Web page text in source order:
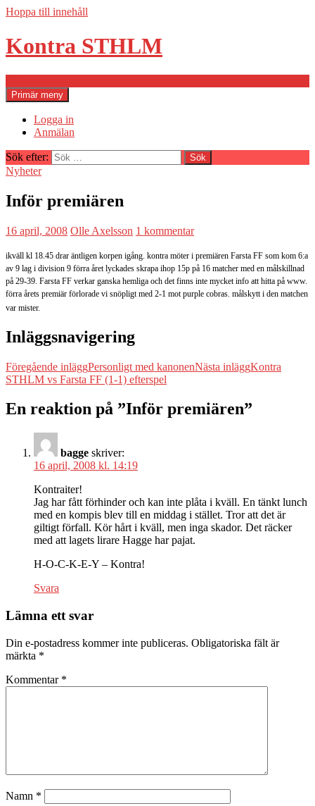
Hoppa till innehåll
Kontra STHLM
Primär meny
Logga in
Anmälan
Sök efter:
Nyheter
Inför premiären
16 april, 2008 Olle Axelsson 1 kommentar
ikväll kl 18.45 drar äntligen korpen igång. kontra möter i premiären Farsta FF som kom 6:a
av 9 lag i division 9 förra året lyckades skrapa ihop 15p på 16 matcher med en målskillnad
på 29-39. Farsta FF verkar ganska hemliga och det finns inte mycket info att hitta på www.
förra årets premiär förlorade vi snöpligt med 2-1 mot purple cobras. målskytt i den matchen
var mister.
Inläggsnavigering
Föregående inläggPersonligt med kanonenNästa inläggKontra
STHLM vs Farsta FF (1-1) efterspel
En reaktion på ”Inför premiären”
bagge skriver:
16 april, 2008 kl. 14:19
Kontraiter!
Jag har fått förhinder och kan inte plåta i kväll. En tänkt lunch
med en kompis blev till en middag i stället. Tror att det är
giltigt förfall. Kör hårt i kväll, men inga skador. Det räcker
med att lagets lirare Hagge har pajat.
H-O-C-K-E-Y – Kontra!
Svara
Lämna ett svar
Din e-postadress kommer inte publiceras. Obligatoriska fält är
märkta *
Kommentar *
Namn *